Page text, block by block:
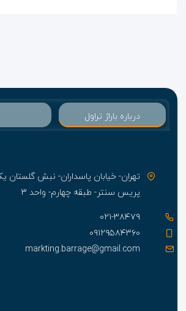
درباره باراژ تراول
تهران- خیابان پاسداران- نبش گلستان
پریس سنتر- طبقه چهارم- واحد ۳
۰۲۱-۳۸۴۷۹
۰۹۱۲۹۵۸۴۳۶۰
markting.barrage@gmail.com